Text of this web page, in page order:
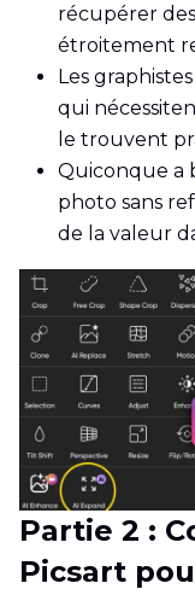
récupérer
étroitement
Les
qui
le trouvent
Quiconque a
photo sans
de la valeur
Partie 2 :
Picsart